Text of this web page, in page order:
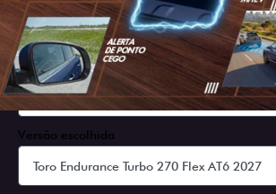
Versão escolhida